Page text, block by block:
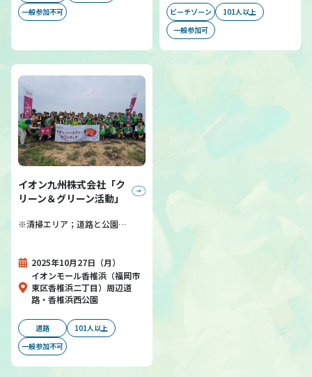
一般参加不可
ビーチゾーン
101人以上
一般参加可
イオン九州株式会社「ク
リーン＆グリーン活動」
※清掃エリア；道路と公園…
2025年10月27日（月）
イオンモール香椎浜（福岡市
東区香椎浜二丁目）周辺道
路・香椎浜西公園
道路
101人以上
一般参加不可